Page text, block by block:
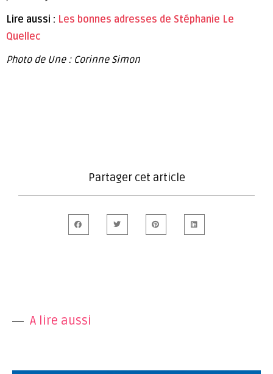
Lire aussi : Les bonnes adresses de Stéphanie Le
Quellec
Photo de Une : Corinne Simon
Partager cet article
A lire aussi